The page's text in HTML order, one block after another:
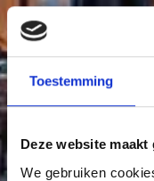
Toestemming
Deze website
We gebruiken